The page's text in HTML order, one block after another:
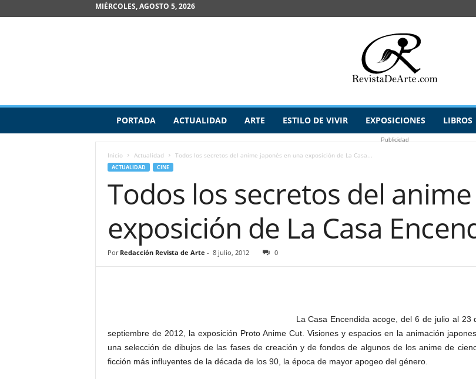
MIÉRCOLES, AGOSTO 5, 2026
v
PORTADA ACTUALIDAD ARTE ESTILO DE VIVIR EXPOSICIONES LIBROS
Publicidad
Inicio Actualidad Todos los secretos del anime japonés en una exposición de La Casa...
ACTUALIDAD CINE
Todos los secretos del
exposición de La Casa
Por Redacción Revista de Arte - 8 julio, 2012 0
La Casa Encendida acoge, del 6 de julio al 23
septiembre de 2012, la exposición Proto Anime Cut. Visiones y espacios en la animación
una selección de dibujos de las fases de creación y de fondos de algunos de los anime de
ficción más influyentes de la década de los 90, la época de mayor apogeo del género.